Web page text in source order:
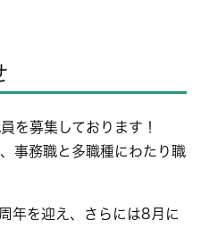
を募集しております！
事務職と多職種にわたり職
年を迎え、さらには8月に